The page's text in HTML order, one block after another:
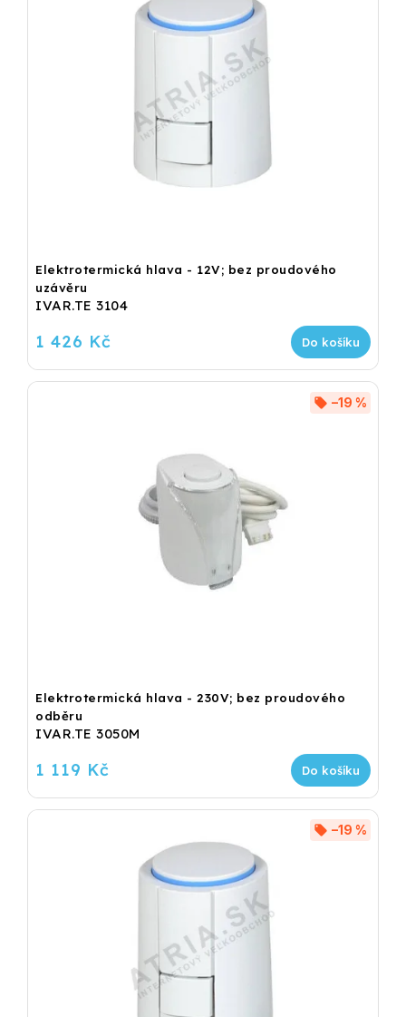
Elektrotermická hlava - 12V; bez proudového
uzávěru
IVAR.TE 3104
1 426 Kč Do košíku
Elektrotermická hlava - 230V; bez proudového
odběru
IVAR.TE 3050M
–19 %
1 119 Kč Do košíku
–19 %